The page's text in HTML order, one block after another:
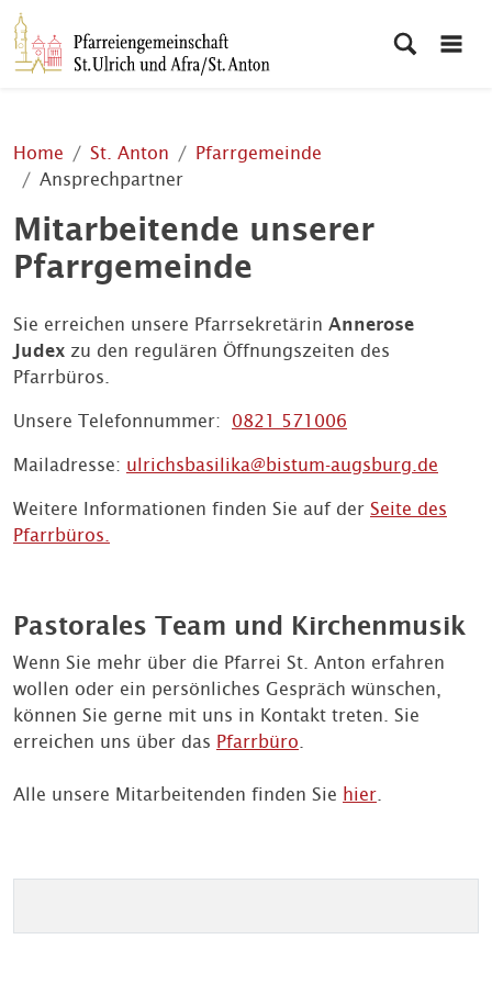
Home St. Anton
Pfarrgemeinde
Ansprechpartner
Mitarbeitende unserer
Pfarrgemeinde
Sie erreichen unsere Pfarrsekretärin Annerose
Judex zu den regulären Öffnungszeiten des
Pfarrbüros.
Unsere Telefonnummer: 0821 571006
Mailadresse: ulrichsbasilika@bistum-augsburg.de
Weitere Informationen finden Sie auf der Seite des
Pfarrbüros.
Pastorales Team und Kirchenmusik
Wenn Sie mehr über die Pfarrei St. Anton erfahren
wollen oder ein persönliches Gespräch wünschen,
können Sie gerne mit uns in Kontakt treten. Sie
erreichen uns über das Pfarrbüro.
Alle unsere Mitarbeitenden finden Sie hier.